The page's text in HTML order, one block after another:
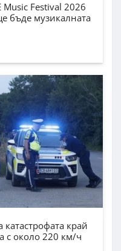
Music Festival 2026
бъде музикалната
край
с около 220 км/ч